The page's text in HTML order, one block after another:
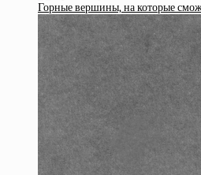
Горные вершины, на которые